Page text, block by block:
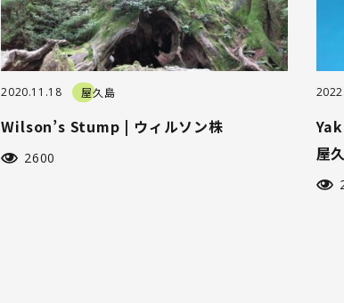
2020.11.18 屋久島
Wilson’s Stump | ウィルソン株
2600
屋